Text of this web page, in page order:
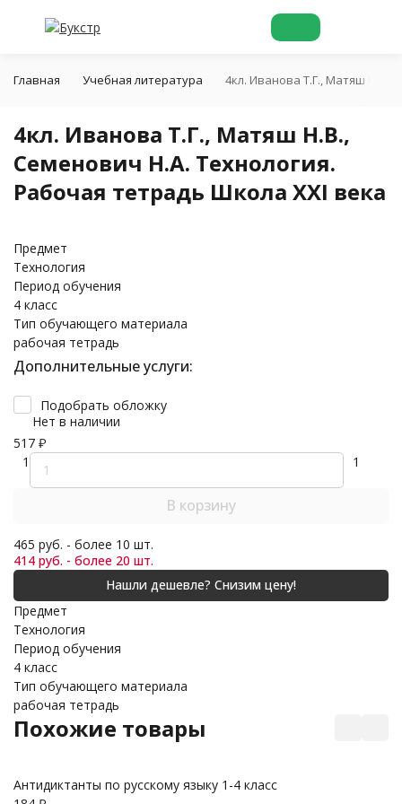
Главная Учебная литература 4кл. Иванова Т.Г., Матяш Н.В.,
4кл. Иванова Т.Г., Матяш Н.В.,
Семенович Н.А. Технология.
Рабочая тетрадь Школа XXI века
Предмет
Технология
Период обучения
4 класс
Тип обучающего материала
рабочая тетрадь
Дополнительные услуги:
Подобрать обложку
Нет в наличии
517 ₽
1
1
В корзину
465 руб. - более 10 шт.
414 руб. - более 20 шт.
Предмет
Технология
Период обучения
4 класс
Тип обучающего материала
рабочая тетрадь
Похожие товары
Антидиктанты по русскому языку 1-4 класс